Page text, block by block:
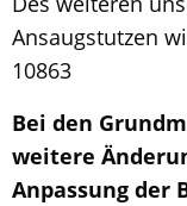
Ansaugstutzen
10863
Bei den
weitere
Anpassung der